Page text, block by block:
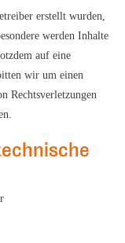
erstellt wurden,
werden Inhalte
auf eine
wir um einen
Rechtsverletzungen